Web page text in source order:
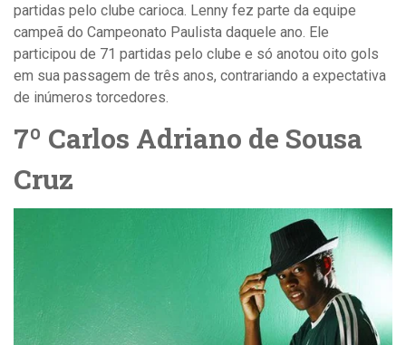
partidas pelo clube carioca. Lenny fez parte da equipe
campeã do Campeonato Paulista daquele ano. Ele
participou de 71 partidas pelo clube e só anotou oito gols
em sua passagem de três anos, contrariando a expectativa
de inúmeros torcedores.
7º Carlos Adriano de Sousa
Cruz